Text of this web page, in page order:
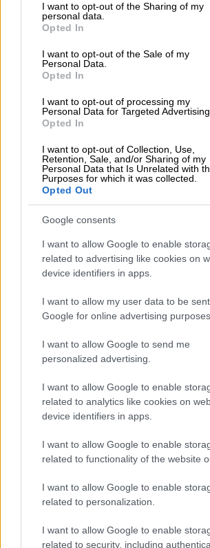
not limited to your visit or usage behaviour.
grant or deny consent to Google and its
use your data for below specified purposes
consent section.
I want to opt-out of the Sharing of my
personal data.
Opted In
I want to opt-out of the Sale of my
Personal Data.
Opted In
I want to opt-out of processing my
Personal Data for Targeted Advertising.
Opted In
I want to opt-out of Collection, Use,
Retention, Sale, and/or Sharing of my
Personal Data that Is Unrelated with
Purposes for which it was collected.
Opted Out
Google consents
I want to allow Google to enable
related to advertising like cookies on
device identifiers in apps.
I want to allow my user data to be
Google for online advertising purposes.
I want to allow Google to send me
personalized advertising.
I want to allow Google to enable
related to analytics like cookies on
device identifiers in apps.
I want to allow Google to enable
related to functionality of the website
I want to allow Google to enable
related to personalization.
I want to allow Google to enable
related to security, including
πολιτική αλλαγή, για να
κανονική ευρωπαϊκή χώρα και
συμψηφισμούς να λέμε "τα
Τασούλας, τα έκανε και ο
και παλιά". Όχι. Τομή, αλλαγή,
κανονικότητα».
Ο κ. Ανδρουλάκης ανέλυσε τις
του ΠΑΣΟΚ για τις τράπεζες.
«Είχαμε πάρει αντίστοιχη
πέρυσι, τον Δεκέμβριο του
επί της ουσίας οι πυλώνες: α)8%
εκατ. για το κράτος και
για να τις πιέσουμε να
β)αναβαλλόμενος φόρος 8%
-που φέτος προσδιορίζονται
άρα 230 εκατ. για να
αποπληρωμή του
χρόνια των «παχιών αγελάδων»,
των «ισχνών» – αν θα έρθουν
Αυτές, λοιπόν, τις δύο
τις κάνει η κυβέρνηση;»
Ήταν ιδιαίτερα επικριτικός για
κυβερνητική
προς την εκτίναξη του